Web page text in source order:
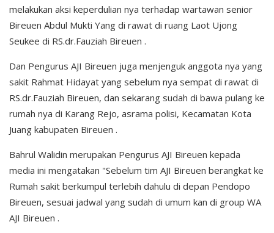
melakukan aksi keperdulian nya terhadap wartawan senior
Bireuen Abdul Mukti Yang di rawat di ruang Laot Ujong
Seukee di RS.dr.Fauziah Bireuen .
Dan Pengurus AJI Bireuen juga menjenguk anggota nya yang
sakit Rahmat Hidayat yang sebelum nya sempat di rawat di
RS.dr.Fauziah Bireuen, dan sekarang sudah di bawa pulang ke
rumah nya di Karang Rejo, asrama polisi, Kecamatan Kota
Juang kabupaten Bireuen .
Bahrul Walidin merupakan Pengurus AJI Bireuen kepada
media ini mengatakan "Sebelum tim AJI Bireuen berangkat ke
Rumah sakit berkumpul terlebih dahulu di depan Pendopo
Bireuen, sesuai jadwal yang sudah di umum kan di group WA
AJI Bireuen .